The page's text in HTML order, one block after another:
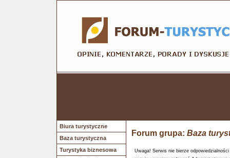
Biura turystyczne
Baza turystyczna
Turystyka biznesowa
Forum grupa: Baza
Uwaga! Serwis nie bierze